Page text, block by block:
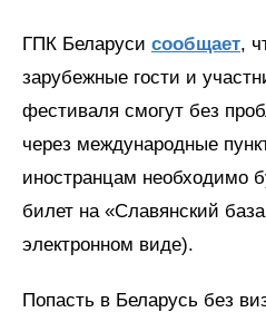
ГПК Беларуси сообщает,
зарубежные гости и
фестиваля смогут без
через международные
иностранцам необходимо
билет на «Славянский
электронном виде).
Попасть в Беларусь без